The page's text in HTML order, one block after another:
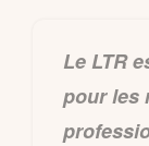
Le LTR
pour les